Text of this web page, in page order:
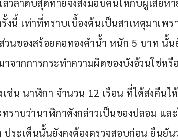
นี้ เท่าที่ทราบเบื้องต้นเป็นสาเหตุมาเพร
นของสร้อยคอทองคำน้ำ หนัก 5 บาท นั้น
จากการกระทำความผิดของบังอ้วนใช่หรื
น นาฬิกา จำนวน 12 เรือน ที่ได้ส่งคืนใ
าบว่านาฬิกาดังกล่าวเป็นของปลอม และ
ประเด็นนั้นยังคงต้องตรวจสอบก่อน ยืนยั